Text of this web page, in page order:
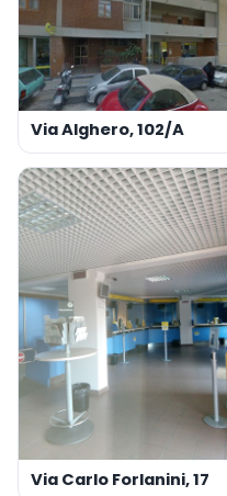
Via Alghero, 102/A
Via Carlo Forlanini, 17